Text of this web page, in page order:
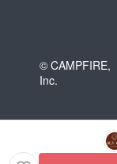
© CAMPFIRE,
Inc.